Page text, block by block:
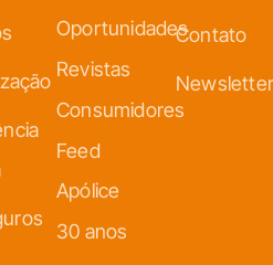
Oportunidades
Revistas
Consumidores
Feed
Apólice
30 anos
Contato
Newsletter